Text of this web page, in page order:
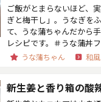
ご飯がとまらないほど、
ぎと梅干し」。うなぎを
て、うな蒲ちゃんだから
レシピです。＃うな蒲丼
うな蒲ちゃん 和風
新生姜と香り箱の酸